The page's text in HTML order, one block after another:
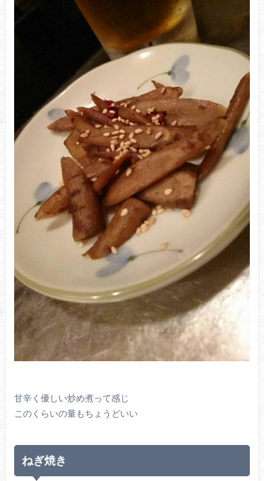
甘辛く優しい炒め煮って感じ
このくらいの量もちょうどいい
ねぎ焼き